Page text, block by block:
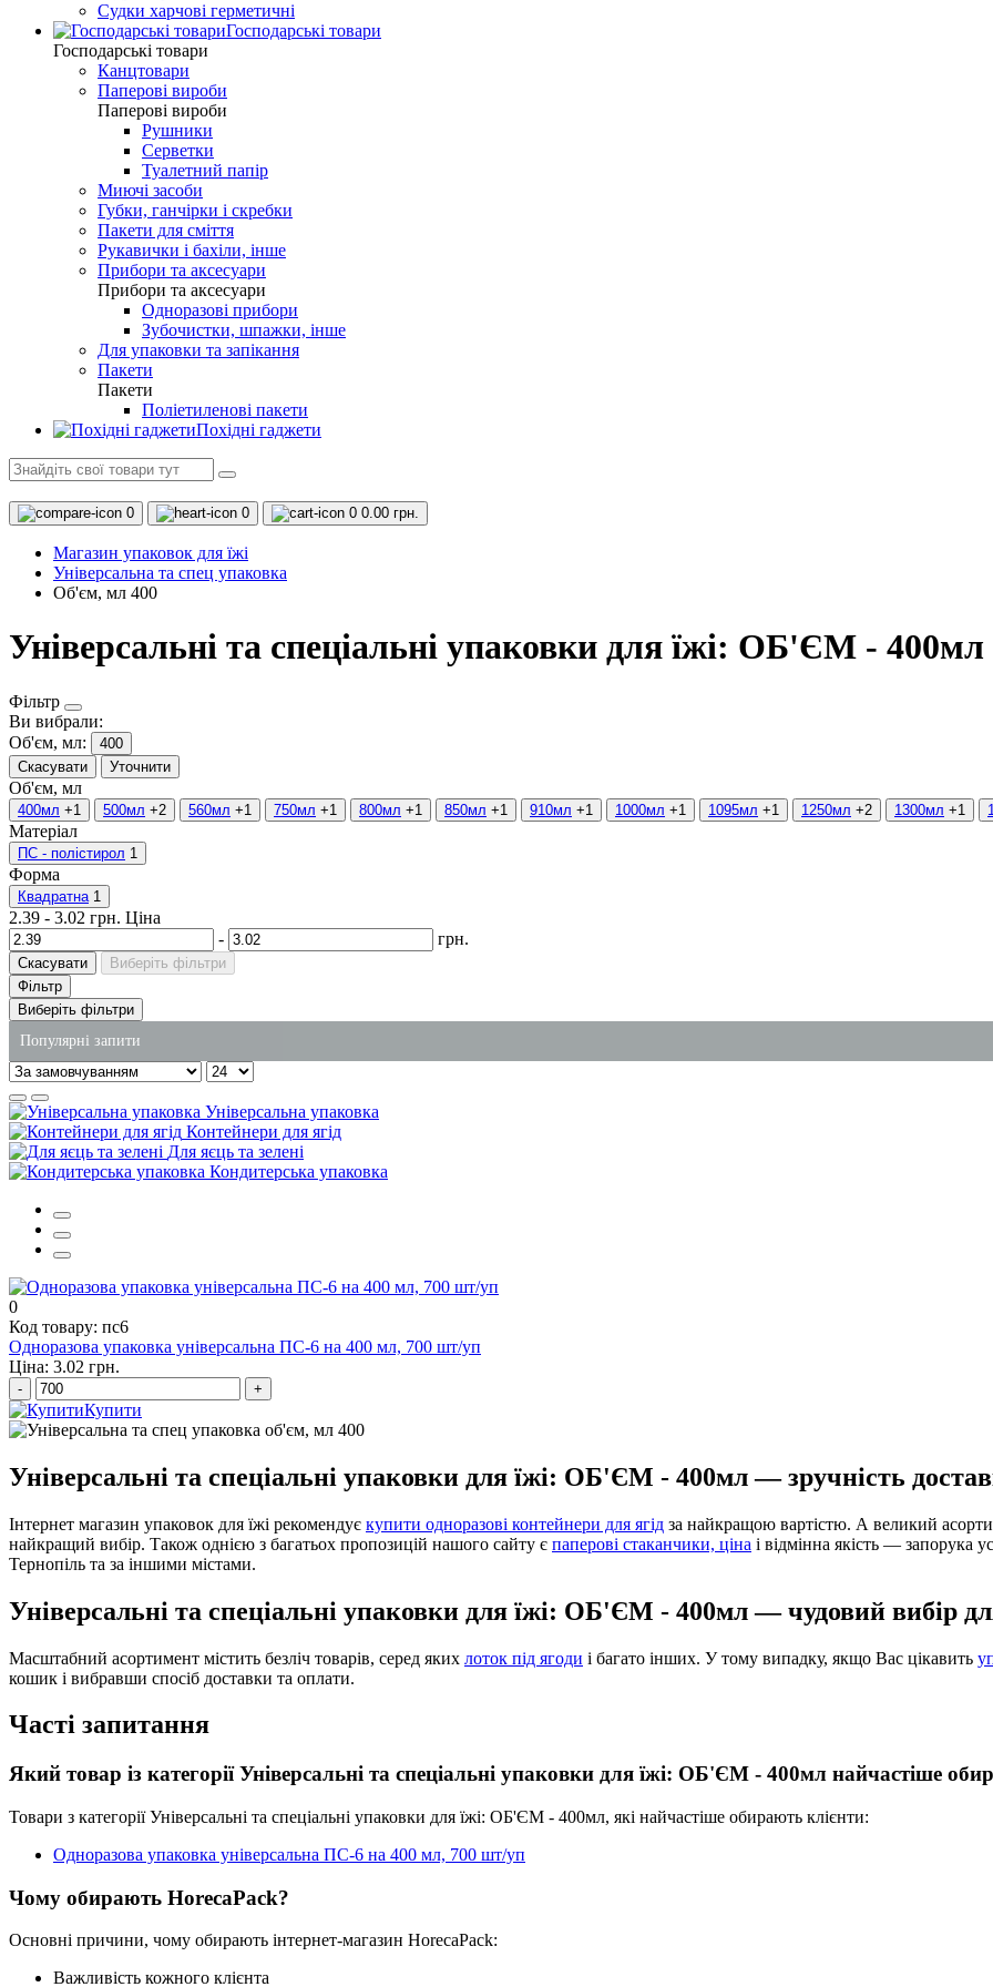
Судки харчові герметичні
Господарські товари
Господарські товари
Канцтовари
Паперові вироби
Паперові вироби
Рушники
Серветки
Туалетний папір
Миючі засоби
Губки, ганчірки і скребки
Пакети для сміття
Рукавички і бахіли, інше
Прибори та аксесуари
Прибори та аксесуари
Одноразові прибори
Зубочистки, шпажки, інше
Для упаковки та запікання
Пакети
Пакети
Поліетиленові пакети
Похідні гаджети
0 0 0 0.00 грн.
Магазин упаковок для їжі
Універсальна та спец упаковка
Об'єм, мл 400
Універсальні та спеціальні упаковки для їжі: ОБ'ЄМ - 400мл
Фільтр
Ви вибрали:
Об'єм, мл:
400
Скасувати
Уточнити
Об'єм, мл
400мл +1 500мл +2 560мл +1 750мл +1 800мл +1 850мл +1 910мл +1 1000мл +1 1095мл +1 1250мл +2 1300мл +1
Матеріал
ПС - полістирол 1
Форма
Квадратна 1
2.39 - 3.02 грн. Ціна
-
грн.
Скасувати
Виберіть фільтри
Фільтр
Виберіть фільтри
Популярні запити
поліетиленові пакети оптом київ
одноразові салатниці
пакети крафт
купити підкладки для продуктів
купити одноразові пластикові стакани
Універсальна упаковка
Контейнери для ягід
Для яєць та зелені
Кондитерська упаковка
0
Код товару: пс6
Одноразова упаковка універсальна ПС-6 на 400 мл, 700 шт/уп
Ціна: 3.02 грн.
- +
Купити
Універсальні та спеціальні упаковки для їжі: ОБ'ЄМ - 400мл — зручність
Інтернет магазин упаковок для їжі рекомендує купити одноразові контейнери для ягід за найкращою вартістю. А великий
найкращий вибір. Також однією з багатьох пропозицій нашого сайту є паперові стаканчики, ціна і відмінна якість — запорука
Тернопіль та за іншими містами.
Універсальні та спеціальні упаковки для їжі: ОБ'ЄМ - 400мл — чудовий вибір
Масштабний асортимент містить безліч товарів, серед яких лоток під ягоди і багато інших. У тому випадку, якщо Вас цікавить
кошик і вибравши спосіб доставки та оплати.
Часті запитання
Який товар із категорії Універсальні та спеціальні упаковки для їжі: ОБ'ЄМ - 400мл найчастіше
Товари з категорії Універсальні та спеціальні упаковки для їжі: ОБ'ЄМ - 400мл, які найчастіше обирають клієнти:
Одноразова упаковка універсальна ПС-6 на 400 мл, 700 шт/уп
Чому обирають HorecaPack?
Основні причини, чому обирають інтернет-магазин HorecaPack:
Важливість кожного клієнта